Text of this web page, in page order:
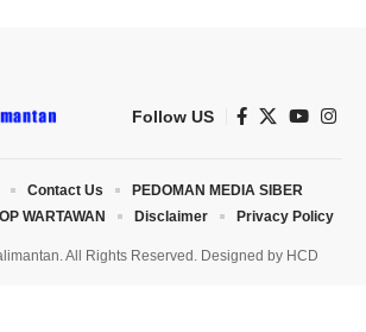
Follow US
All Rights Reserved. Designed by HCD
Contact Us
PEDOMAN MEDIA SIBER
WARTAWAN Disclaimer Privacy Policy